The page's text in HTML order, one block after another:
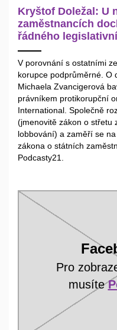
Kryštof Doležal: U
zaměstnancích
řádného
V porovnání s ostatními
korupce podprůměrné. O
Michaela Zvancigerová
právníkem protikorupční
International. Společně
(jmenovitě zákon o střetu
lobbování) a zaměří se
zákona o státních
Podcasty21.
Pro
musíte